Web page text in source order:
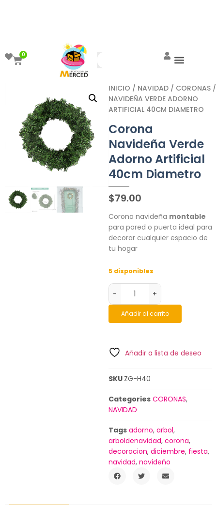
0
INICIO / NAVIDAD / CORONAS /
NAVIDEÑA VERDE ADORNO
ARTIFICIAL 40CM DIAMETRO
Corona
Navideña Verde
Adorno Artificial
40cm Diametro
$79.00
Corona navideña montable
para pared o puerta ideal para
decorar cualquier espacio de
tu hogar
5 disponibles
- +
Añadir al carrito
Añadir a lista de deseo
SKU ZG-H40
Categories CORONAS,
NAVIDAD
Tags adorno, arbol,
arboldenavidad, corona,
decoracion, diciembre, fiesta,
navidad, navideño